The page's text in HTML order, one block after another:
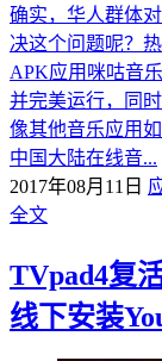
确实，华人群体
决这个问题呢？
APK应用咪咕音
并完美运行，同
像其他音乐应用
中国大陆在线音...
2017年08月11日
全文
TVpad4复
线下安装